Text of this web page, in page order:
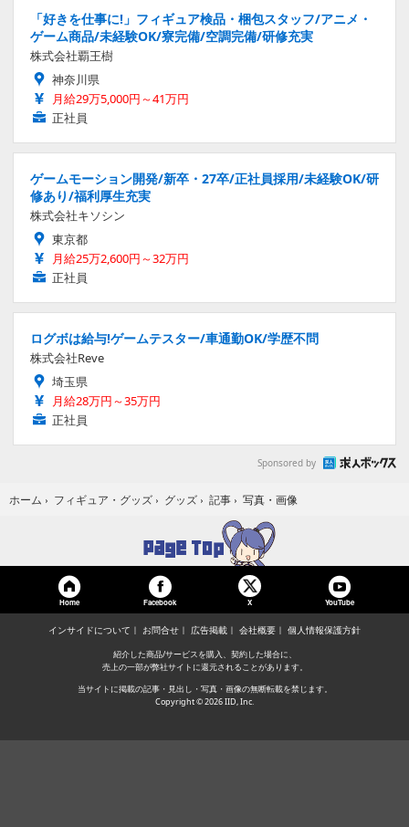
「好きを仕事に!」フィギュア検品・梱包スタッフ/アニメ・
ゲーム商品/未経験OK/寮完備/空調完備/研修充実
株式会社覇王樹
神奈川県
月給29万5,000円～41万円
正社員
ゲームモーション開発/新卒・27卒/正社員採用/未経験OK/研
修あり/福利厚生充実
株式会社キソシン
東京都
月給25万2,600円～32万円
正社員
ログボは給与!ゲームテスター/車通勤OK/学歴不問
株式会社Reve
埼玉県
月給28万円～35万円
正社員
Sponsored by
ホーム › フィギュア・グッズ › グッズ › 記事 › 写真・画像
Home Facebook X YouTube
インサイドについて お問合せ 広告掲載 会社概要 個人情報保護方針
紹介した商品/サービスを購入、契約した場合に、
売上の一部が弊社サイトに還元されることがあります。
当サイトに掲載の記事・見出し・写真・画像の無断転載を禁じます。
Copyright © 2026 IID, Inc.